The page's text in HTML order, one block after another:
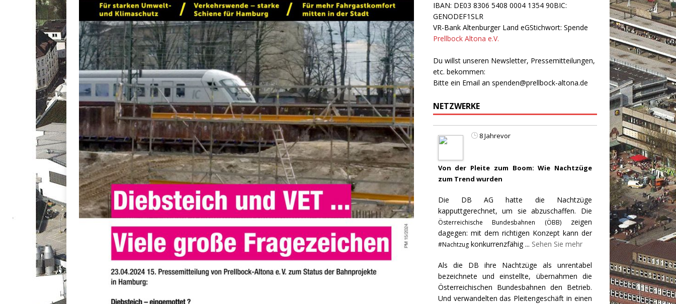
IBAN: DE03 8306 5408 0004 1354 90BIC:
GENODEF1SLR
VR-Bank Altenburger Land eGStichwort: Spende
Prellbock Altona e.V.
Du willst unseren Newsletter, Pressemitteilungen,
etc. bekommen:
Bitte ein Email an spenden@prellbock-altona.de
NETZWERKE
8 Jahrevor
Von der Pleite zum Boom: Wie Nachtzüge
zum Trend wurden
Die DB AG hatte die Nachtzüge
kapputtgerechnet, um sie abzuschaffen. Die
Österreichische Bundesbahnen (ÖBB)zeigen
dagegen: mit dem richtigen Konzept kann der
#Nachtzugkonkurrenzfähig... Sehen Sie mehr
Als die DB ihre Nachtzüge als unrentabel
bezeichnete und einstellte, übernahmen die
Österreichischen Bundesbahnen den Betrieb.
Und verwandelten das Pleitengeschäft in einen